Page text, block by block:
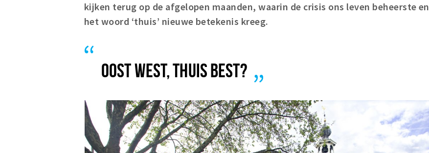
kijken terug op de afgelopen maanden, waarin de crisis ons leven beheerste en
het woord ‘thuis’ nieuwe betekenis kreeg.
OOST WEST, THUIS BEST?